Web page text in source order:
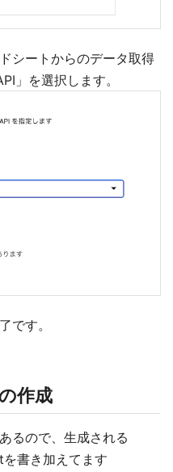
シートからのデータ取得
」を選択します。
です。
作成
るので、生成される
書き加えてます